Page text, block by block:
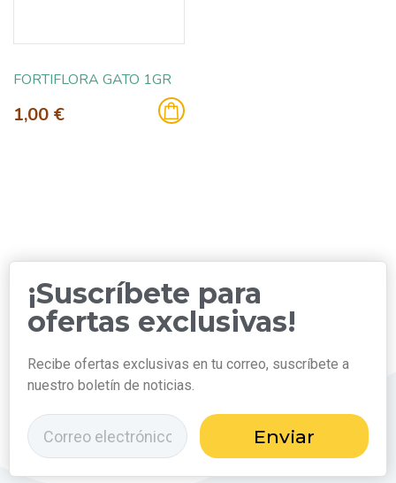
FORTIFLORA GATO 1GR
1,00 €
¡Suscríbete para
ofertas exclusivas!
Recibe ofertas exclusivas en tu correo, suscríbete a
nuestro boletín de noticias.
Enviar